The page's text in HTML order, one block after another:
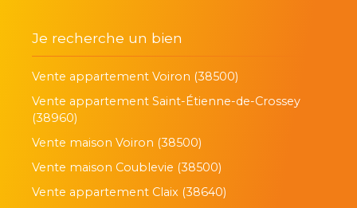
Je recherche un bien
Vente appartement Voiron (38500)
Vente appartement Saint-Étienne-de-Crossey
(38960)
Vente maison Voiron (38500)
Vente maison Coublevie (38500)
Vente appartement Claix (38640)